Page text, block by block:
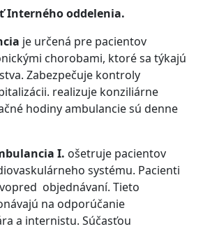
Interného oddelenia.
je určená pre pacientov
chorobami, ktoré sa týkajú
Zabezpečuje kontroly
realizuje konziliárne
hodiny ambulancie sú denne
I. ošetruje pacientov
systému. Pacienti
objednávaní. Tieto
na odporúčanie
a internistu. Súčasťou